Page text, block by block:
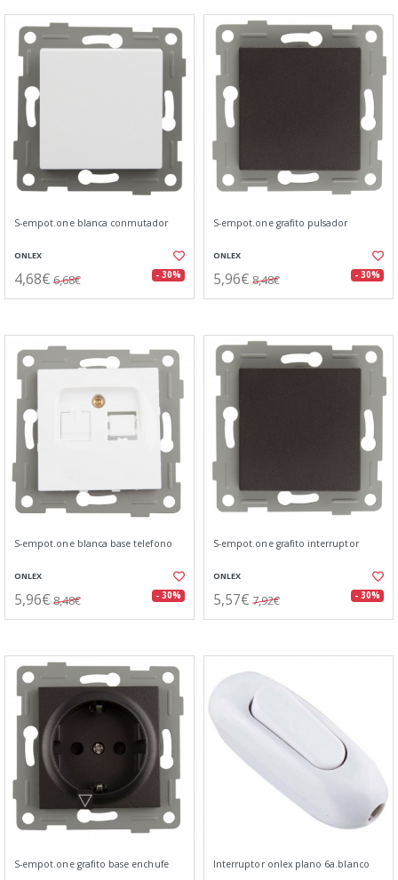
S-empot.one blanca conmutador
ONLEX
4,68€ 6,68€ - 30%
S-empot.one grafito pulsador
ONLEX
5,96€ 8,48€ - 30%
S-empot.one blanca base telefono
ONLEX
5,96€ 8,48€ - 30%
S-empot.one grafito interruptor
ONLEX
5,57€ 7,92€ - 30%
S-empot.one grafito base enchufe Interruptor onlex plano 6a.blanco